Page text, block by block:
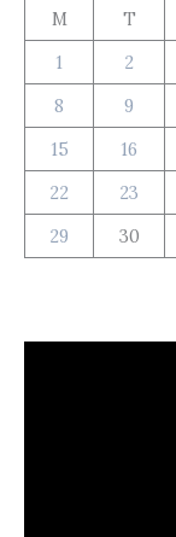
M
T
1
2
8
9
15
16
22
23
29
30